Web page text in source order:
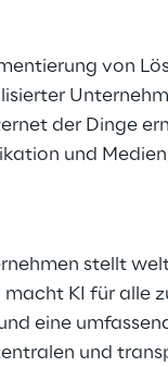
von
der Dinge
und
stellt
KI für alle
eine
und